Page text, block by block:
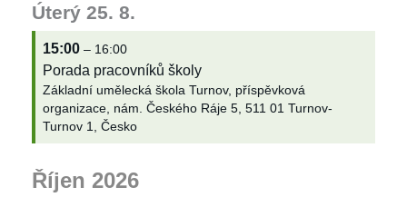
Úterý 25. 8.
15:00 – 16:00
Porada pracovníků školy
Základní umělecká škola Turnov, příspěvková
organizace, nám. Českého Ráje 5, 511 01 Turnov-
Turnov 1, Česko
Říjen 2026